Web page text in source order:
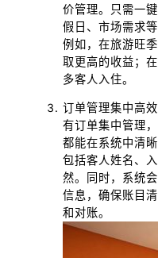
价管理。只需一
假日、市场需求
例如，在旅游旺
取更高的收益；
多客人入住。
订单管理集中高
有订单集中管理
都能在系统中清
包括客人姓名、
然。同时，系统
信息，确保账目
和对账。